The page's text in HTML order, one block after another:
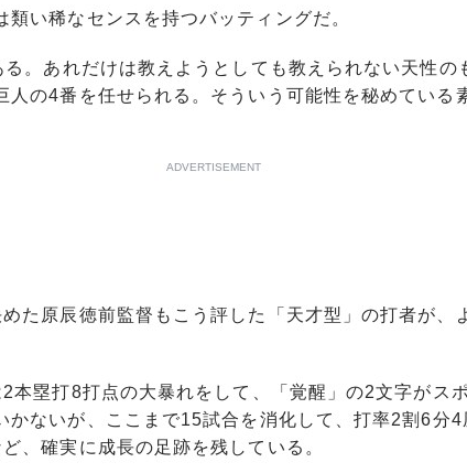
い稀なセンスを持つバッティングだ。
る。あれだけは教えようとしても教えられない天性の
人の4番を任せられる。そういう可能性を秘めている
ADVERTISEMENT
た原辰徳前監督もこう評した「天才型」の打者が、
塁打8打点の大暴れをして、「覚醒」の2文字がスポ
かないが、ここまで15試合を消化して、打率2割6分
、確実に成長の足跡を残している。